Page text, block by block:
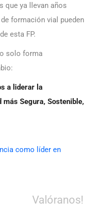
que ya llevan años
formación vial pueden
esta FP.
solo forma
a liderar la
Segura, Sostenible,
como líder en
Valóranos!